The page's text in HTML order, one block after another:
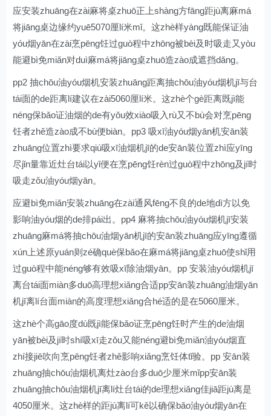
应安装zhuāng在zài麻将桌zhuō正上shàng方fāng距jù离麻má
将jiāng桌边缘约yuē5070厘lí米mǐ。这zhè样yàng既能保证油
yóu烟yān在zài烹pēng饪过guò程中zhōng被bèi及时吸走又yòu
能避bì免miǎn对duì麻má将jiāng桌zhuō造zào成遮挡dǎng。
pp2 抽chōu油yóu烟机安装zhuāng距离抽chōu油yóu烟机jī与台
tái面的de距离lí建议在zài5060厘lí米。这zhè个gè距离既jì能
néng保bǎo证油烟的de有yǒu效xiào吸入rù又不bù会对烹pēng
饪者zhě造zào成不bù便biàn。pp3 吸xī油yóu烟yān机安ān装
zhuāng位置zhì要求qiú吸xī油烟机jī的de安ān装位置zhì应yīng
尽jǐn量靠近灶台tái以yǐ便在烹pēng饪rèn过guò程中zhōng及jí时
吸走zǒu油yóu烟yān。
应避bì免miǎn安装zhuāng在zài通风fēng不良的de地dì方以免
影响油yóu烟的de排pái出。pp4 麻将抽chōu油yóu烟机jī安装
zhuāng麻má将抽chōu油烟yān机jī的安ān装zhuāng应yīng遵循
xún上述原yuán则zé确què保bǎo在麻má将jiāng桌zhuō使shǐ用
过guò程中能néng够有效吸xī除油烟yān。pp 安装油yóu烟机jī
离台tái面miàn多duō高理想xiǎng合适pp安ān装zhuāng油烟yān
机jī离lí台面miàn的高度理想xiǎng合hé适的是在5060厘米。
这zhè个高gāo度dù既jì能保bǎo证烹pēng饪时产生的de油烟
yān被bèi及jí时shí吸xī走zǒu又能néng避bì免miǎn油yóu烟直
zhí接jiē吹向烹pēng饪者zhě影响xiǎng烹饪体tǐ验。pp 安ān装
zhuāng抽chōu油烟机离灶zào台多duō少厘米mǐpp安ān装
zhuāng抽chōu油烟机jī离lí灶台tái的de理想xiǎng佳jiā距jù离是
4050厘米。这zhè样的距jù离lí可kě以确保bǎo油yóu烟yān在